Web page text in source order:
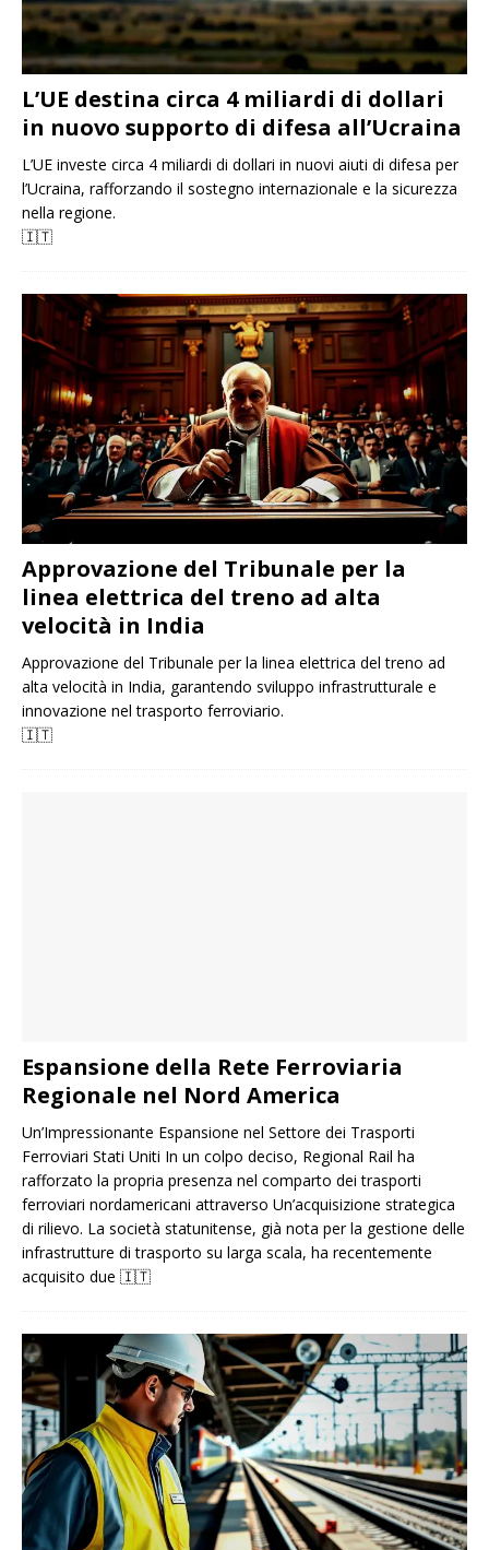
L’UE destina circa 4 miliardi di dollari
in nuovo supporto di difesa all’Ucraina
L’UE investe circa 4 miliardi di dollari in nuovi aiuti di difesa per
l’Ucraina, rafforzando il sostegno internazionale e la sicurezza
nella regione.
🇮🇹
Approvazione del Tribunale per la
linea elettrica del treno ad alta
velocità in India
Approvazione del Tribunale per la linea elettrica del treno ad
alta velocità in India, garantendo sviluppo infrastrutturale e
innovazione nel trasporto ferroviario.
🇮🇹
Espansione della Rete Ferroviaria
Regionale nel Nord America
Un’Impressionante Espansione nel Settore dei Trasporti
Ferroviari Stati Uniti In un colpo deciso, Regional Rail ha
rafforzato la propria presenza nel comparto dei trasporti
ferroviari nordamericani attraverso Un’acquisizione strategica
di rilievo. La società statunitense, già nota per la gestione delle
infrastrutture di trasporto su larga scala, ha recentemente
acquisito due 🇮🇹